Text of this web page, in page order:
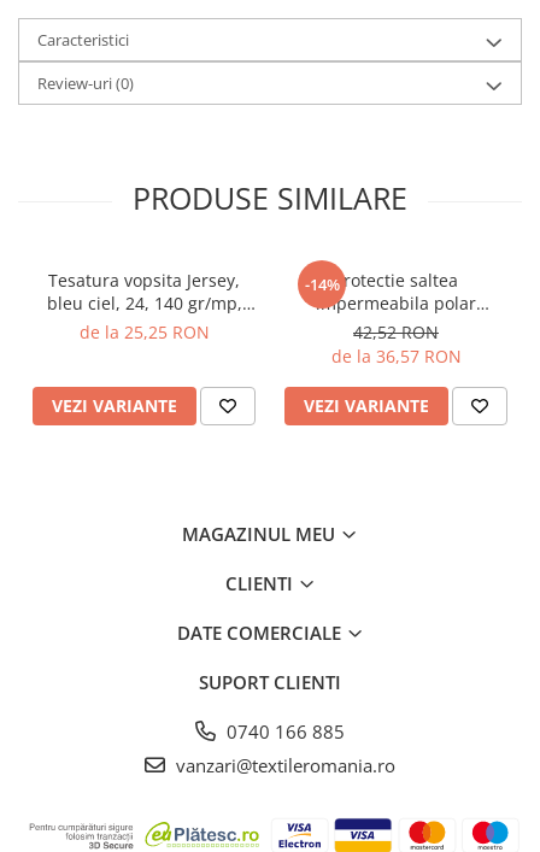
Caracteristici
Review-uri(0)
PRODUSE SIMILARE
Tesatura vopsita Jersey,
bleu ciel, 24, 140 gr/mp,
latime 220 cm, 100%
de la 25,25 RON
VEZI VARIANTE
-14%Protectie saltea
impermeabila polar
Coralina, antialergica,
Gecor, Alb
42,52 RON
de la 36,57 RON
VEZI VARIANTE
MAGAZINUL MEU
CLIENTI
DATE COMERCIALE
SUPORT CLIENTI
0740 166 885
vanzari@textileromania.ro